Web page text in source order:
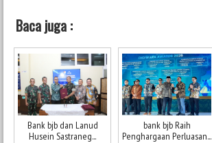
Baca juga :
Bank bjb dan Lanud
Husein Sastraneg...
bank bjb Raih
Penghargaan Perluasan...